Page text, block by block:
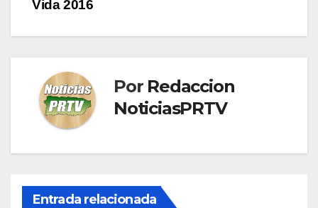
Vida 2016
Por Redaccion
NoticiasPRTV
Entrada relacionada